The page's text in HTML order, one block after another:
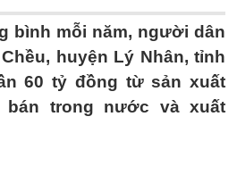
bình mỗi năm, người dân
huyện Lý Nhân, tỉnh
60 tỷ đồng từ sản xuất
bán trong nước và xuất